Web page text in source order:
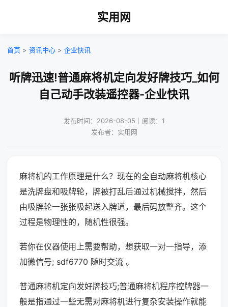
实用网
首页 > 资讯中心 > 企业快讯
听牌迅速!普通麻将机定向发好牌技巧_如何
自己动手改装遥控器-企业快讯
发布时间：2026-08-05｜阅读：1
发布者：实用网
麻将机的工作原理是什么？现在的全自动麻将机核心
是洗牌盘和吸牌轮，牌被打乱后通过机械搅拌，然后
由吸牌轮一张张吸起送入牌道，最后码放整齐。这个
过程是物理性的，随机性很强。
若你在仪器使用上需要帮助，想获取一对一指导，添
加微信号; sdf6770 随时交流 。
普通麻将机定向发好牌技巧;普通麻将机程序控牌器一
般是指通过一些无需对麻将机进行复杂安装操作就能